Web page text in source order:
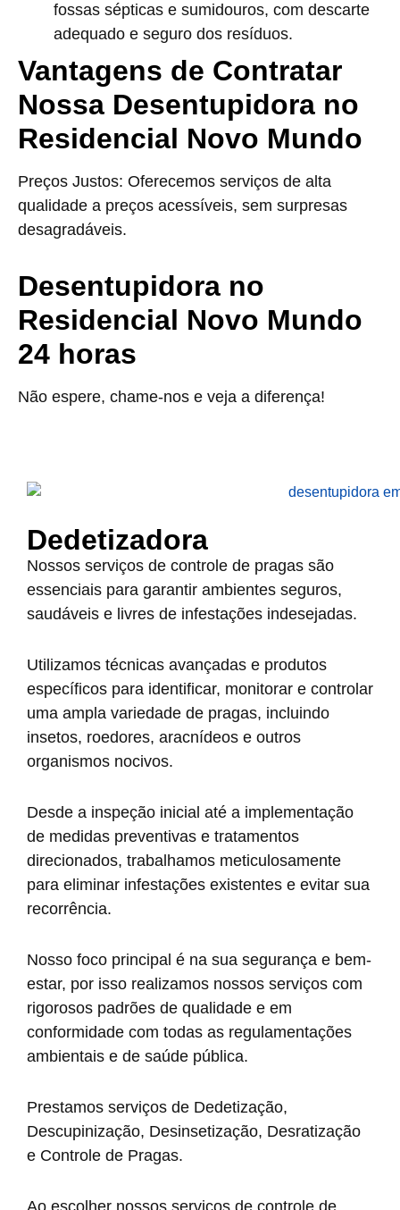
fossas sépticas e sumidouros, com descarte
adequado e seguro dos resíduos.
Vantagens de Contratar
Nossa Desentupidora no
Residencial Novo Mundo
Preços Justos: Oferecemos serviços de alta
qualidade a preços acessíveis, sem surpresas
desagradáveis.
Desentupidora no
Residencial Novo Mundo
24 horas
Não espere, chame-nos e veja a diferença!
Dedetizadora
Nossos serviços de controle de pragas são
essenciais para garantir ambientes seguros,
saudáveis e livres de infestações indesejadas.
Utilizamos técnicas avançadas e produtos
específicos para identificar, monitorar e controlar
uma ampla variedade de pragas, incluindo
insetos, roedores, aracnídeos e outros
organismos nocivos.
Desde a inspeção inicial até a implementação
de medidas preventivas e tratamentos
direcionados, trabalhamos meticulosamente
para eliminar infestações existentes e evitar sua
recorrência.
Nosso foco principal é na sua segurança e bem-
estar, por isso realizamos nossos serviços com
rigorosos padrões de qualidade e em
conformidade com todas as regulamentações
ambientais e de saúde pública.
Prestamos serviços de Dedetização,
Descupinização, Desinsetização, Desratização
e Controle de Pragas.
Ao escolher nossos serviços de controle de